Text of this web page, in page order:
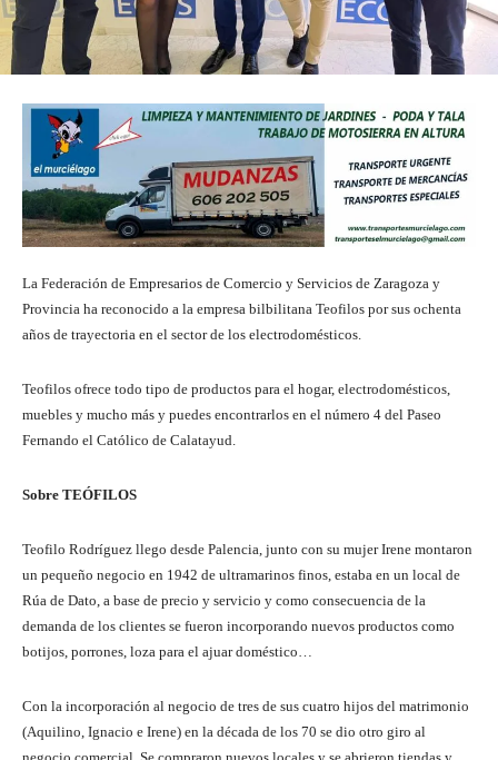
La Federación de Empresarios de Comercio y Servicios de Zaragoza y
Provincia ha reconocido a la empresa bilbilitana Teofilos por sus ochenta
años de trayectoria en el sector de los electrodomésticos.
Teofilos ofrece todo tipo de productos para el hogar, electrodomésticos,
muebles y mucho más y puedes encontrarlos en el número 4 del Paseo
Fernando el Católico de Calatayud.
Sobre TEÓFILOS
Teofilo Rodríguez llego desde Palencia, junto con su mujer Irene montaron
un pequeño negocio en 1942 de ultramarinos finos, estaba en un local de
Rúa de Dato, a base de precio y servicio y como consecuencia de la
demanda de los clientes se fueron incorporando nuevos productos como
botijos, porrones, loza para el ajuar doméstico…
Con la incorporación al negocio de tres de sus cuatro hijos del matrimonio
(Aquilino, Ignacio e Irene) en la década de los 70 se dio otro giro al